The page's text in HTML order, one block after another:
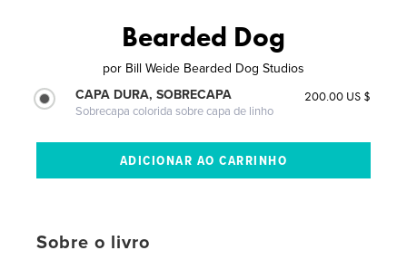
Bearded Dog
por Bill Weide Bearded Dog Studios
CAPA DURA, SOBRECAPA
Sobrecapa colorida sobre capa de linho
200.00 US $
Sobre o livro